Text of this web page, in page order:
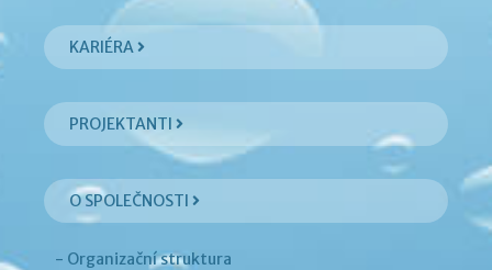
KARIÉRA
PROJEKTANTI
O SPOLEČNOSTI
- Organizační struktura